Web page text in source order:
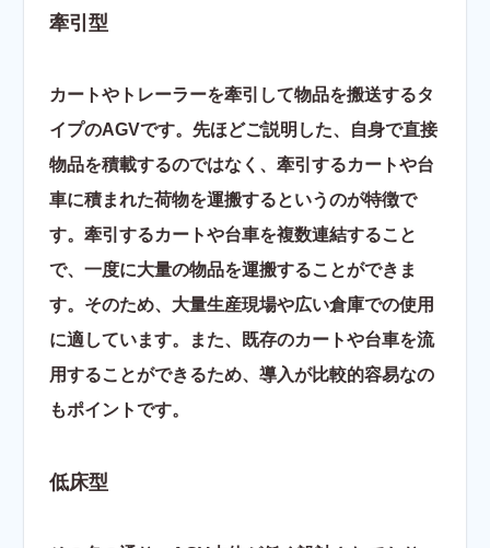
牽引型
カートやトレーラーを牽引して物品を搬送するタ
イプのAGVです。先ほどご説明した、自身で直接
物品を積載するのではなく、牽引するカートや台
車に積まれた荷物を運搬するというのが特徴で
す。牽引するカートや台車を複数連結すること
で、一度に大量の物品を運搬することができま
す。そのため、大量生産現場や広い倉庫での使用
に適しています。また、既存のカートや台車を流
用することができるため、導入が比較的容易なの
もポイントです。
低床型